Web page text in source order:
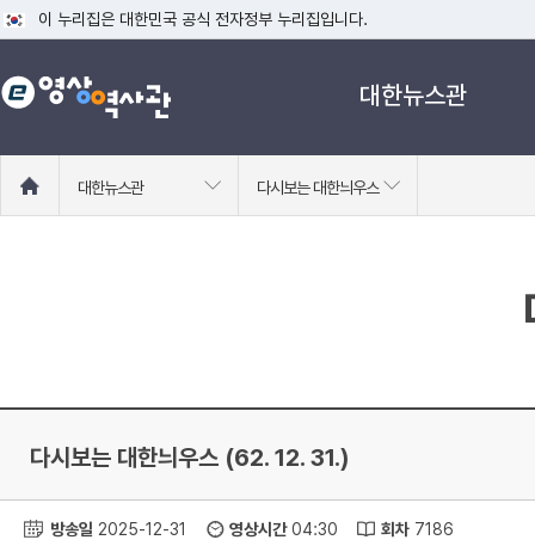
이 누리집은 대한민국 공식 전자정부 누리집입니다.
공식 누리집 주소 확인하기
go.kr 주소를 사용하는 누리집은 대한민국 정부기관이 관리하는 누리집입니
대한뉴스관
로
대한뉴스관 다시보는 대한늬우스
다시보는 대한늬우스 (62. 12. 31.)
방송일 2025-12-31 영상시간04:30 회차 7186